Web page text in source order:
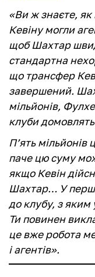
«Ви ж знаєте,
Кевіну могли
щоб Шахтар
стандартна
що трансфер
завершений.
мільйонів,
клуби
П’ять мільйонів
паче цю суму
якщо Кевін
Шахтар… У
до клубу, з яким
Ти повинен
це вже робота
і агентів».